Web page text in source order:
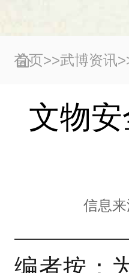
首页>>武博资讯
文物
信息
编者按：